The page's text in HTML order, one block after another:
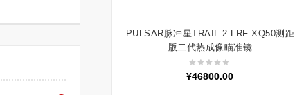
加入购物车
PULSAR脉冲星TRAIL 2 LRF XQ50测距
版二代热成像瞄准镜
¥46800.00